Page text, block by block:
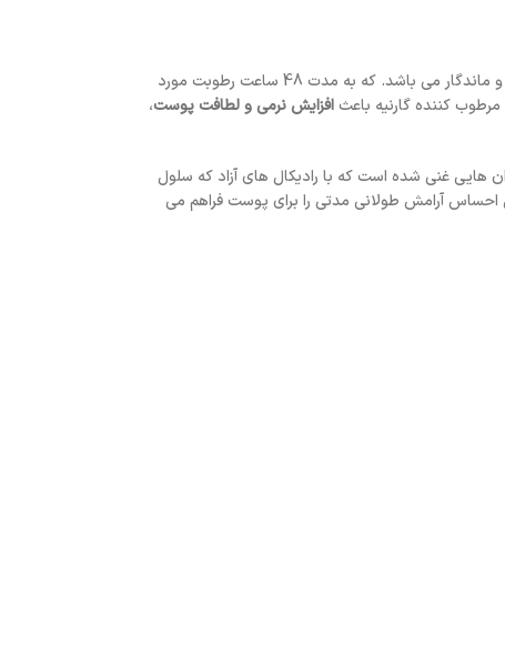
است.کرم آبرسان گل رز گارنیه یکی از آبرسان های قوی و ماندگار می باشد. که به مدت 48 ساعت رطوبت مورد
کننده گارنیه باعث افزایش نرمی و لطافت پوست،
هایی غنی شده است که با رادیکال های آزاد که سلول
احساس آرامش طولانی مدتی را برای پوست فراهم می